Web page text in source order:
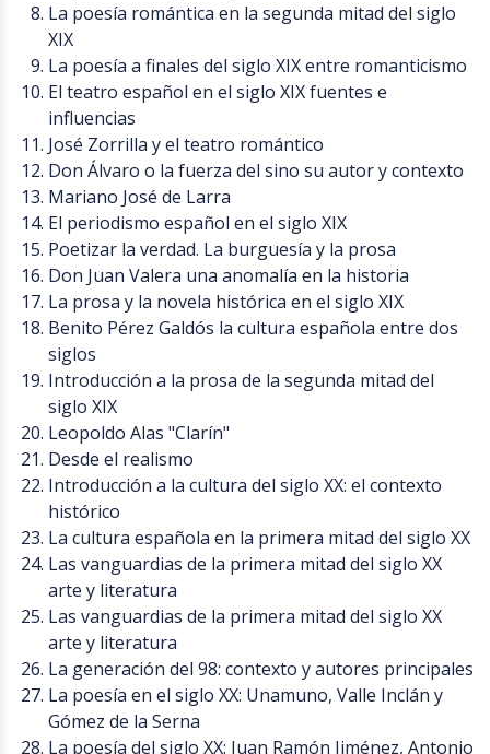
La poesía romántica en la segunda mitad del siglo
XIX
La poesía a finales del siglo XIX entre romanticismo
El teatro español en el siglo XIX fuentes e
influencias
José Zorrilla y el teatro romántico
Don Álvaro o la fuerza del sino su autor y contexto
Mariano José de Larra
El periodismo español en el siglo XIX
Poetizar la verdad. La burguesía y la prosa
Don Juan Valera una anomalía en la historia
La prosa y la novela histórica en el siglo XIX
Benito Pérez Galdós la cultura española entre dos
siglos
Introducción a la prosa de la segunda mitad del
siglo XIX
Leopoldo Alas "Clarín"
Desde el realismo
Introducción a la cultura del siglo XX: el contexto
histórico
La cultura española en la primera mitad del siglo XX
Las vanguardias de la primera mitad del siglo XX
arte y literatura
Las vanguardias de la primera mitad del siglo XX
arte y literatura
La generación del 98: contexto y autores principales
La poesía en el siglo XX: Unamuno, Valle Inclán y
Gómez de la Serna
La poesía del siglo XX: Juan Ramón Jiménez, Antonio